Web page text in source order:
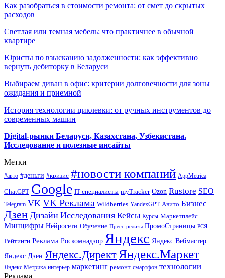
Как разобраться в стоимости ремонта: от смет до скрытых
расходов
Светлая или темная мебель: что практичнее в обычной
квартире
Юристы по взысканию задолженности: как эффективно
вернуть дебиторку в Беларуси
Выбираем диван в офис: критерии долговечности для зоны
ожидания и приемной
История технологии циклевки: от ручных инструментов до
современных машин
Digital-рынки Беларуси, Казахстана, Узбекистана.
Исследование и полезные инсайты
Метки
#авто #деньги #кризис #новости компаний AppMetrica
ChatGPT Google IT-специалисты myTracker Ozon Rustore SEO
Telegram VK VK Реклама Wildberries YandexGPT Авито Бизнес
Дзен Дизайн Исследования Кейсы Курсы Маркетплейс
Минцифры Нейросети Обучение Пресс-релизы ПромоСтраницы РСЯ
Рейтинги Реклама Роскомнадзор Яндекс Яндекс.Вебмастер
Яндекс.Дзен Яндекс.ДиректЯндекс.Маркет
Яндекс.Метрика интерьер маркетинг ремонт смартфон технологии
Реклама